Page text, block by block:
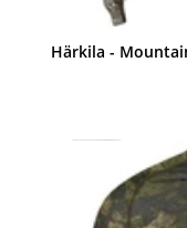
Härkila -